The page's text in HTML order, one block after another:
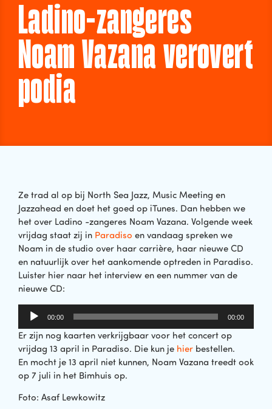
Ladino-zangeres
Noam Vazana verovert
podia
Ze trad al op bij North Sea Jazz, Music Meeting en
Jazzahead en doet het goed op iTunes. Dan hebben we
het over Ladino -zangeres Noam Vazana. Volgende week
vrijdag staat zij in Paradiso en vandaag spreken we
Noam in de studio over haar carrière, haar nieuwe CD
en natuurlijk over het aankomende optreden in Paradiso.
Luister hier naar het interview en een nummer van de
nieuwe CD:
Audiospeler
00:00 00:00
Er zijn nog kaarten verkrijgbaar voor het concert op
vrijdag 13 april in Paradiso. Die kun je hier bestellen.
En mocht je 13 april niet kunnen, Noam Vazana treedt ook
op 7 juli in het Bimhuis op.
Foto: Asaf Lewkowitz